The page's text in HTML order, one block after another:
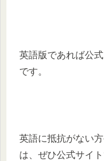
英語版であれば公
です。​
英語に抵抗がない
は、ぜひ公式サイ